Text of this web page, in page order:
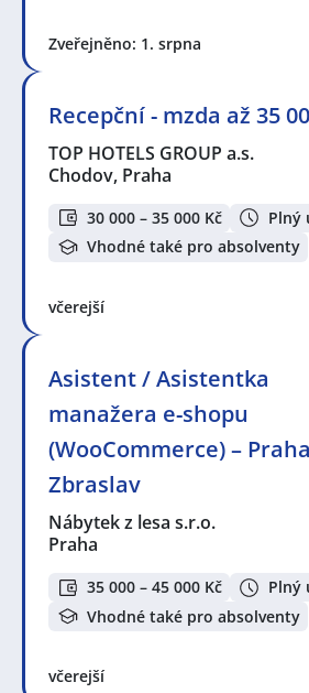
Zveřejněno: 1. srpna
Recepční - mzda až 35
TOP HOTELS GROUP a.s.
Chodov, Praha
30 000 – 35 000 Kč
Plný
Vhodné také pro absolventy
včerejší
Asistent / Asistentka
manažera e-shopu
(WooCommerce) – Praha
Zbraslav
Nábytek z lesa s.r.o.
Praha
35 000 – 45 000 Kč
Plný
Vhodné také pro absolventy
včerejší